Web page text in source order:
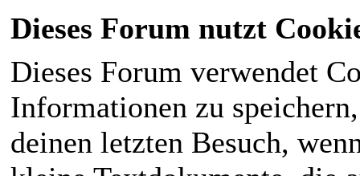
Dieses Forum nutzt
Dieses Forum verwendet
Informationen zu
deinen letzten Besuch,